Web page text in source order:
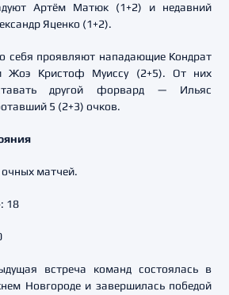
Артём Матюк (1+2) и недавний
Яценко (1+2).
себя проявляют нападающие Кондрат
Жоэ Кристоф Муиссу (2+5). От них
другой форвард — Ильяс
5 (2+3) очков.
матчей.
18
встреча команд состоялась в
Новгороде и завершилась победой